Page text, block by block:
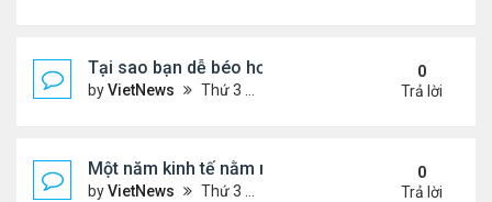
Tại sao bạn dễ béo hơn vào mùa đông?
byVietNews Thứ 3 Tháng 12 13, 2022 10:42 am
0
Trả lời
Một năm kinh tế nằm ngoài dự liệu của Fed
byVietNews Thứ 3 Tháng 12 13, 2022 10:35 am
0
Trả lời